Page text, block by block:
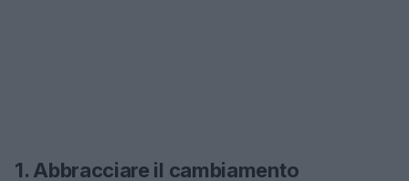
1. Abbracciare il cambiamento